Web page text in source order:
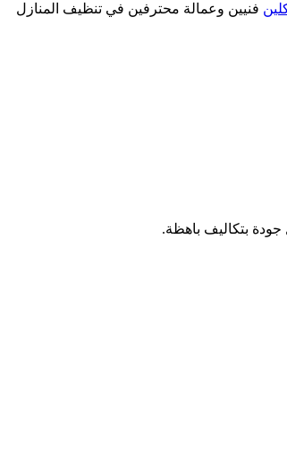
فنيين وعمالة محترفين في تنظيف المنازل
بتكاليف باهظة.